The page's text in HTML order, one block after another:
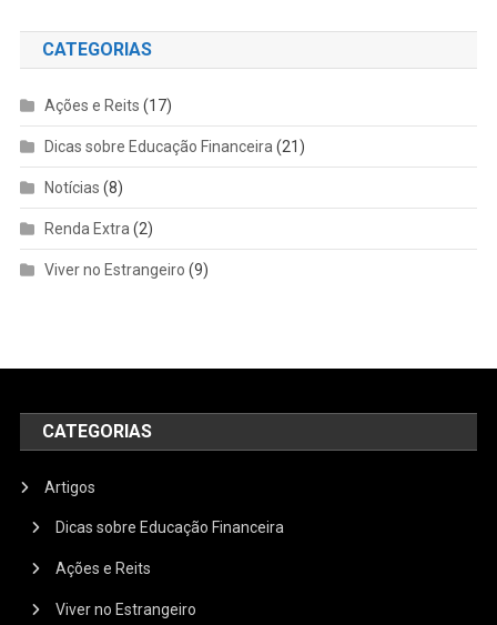
CATEGORIAS
Ações e Reits (17)
Dicas sobre Educação Financeira (21)
Notícias (8)
Renda Extra (2)
Viver no Estrangeiro (9)
CATEGORIAS
Artigos
Dicas sobre Educação Financeira
Ações e Reits
Viver no Estrangeiro